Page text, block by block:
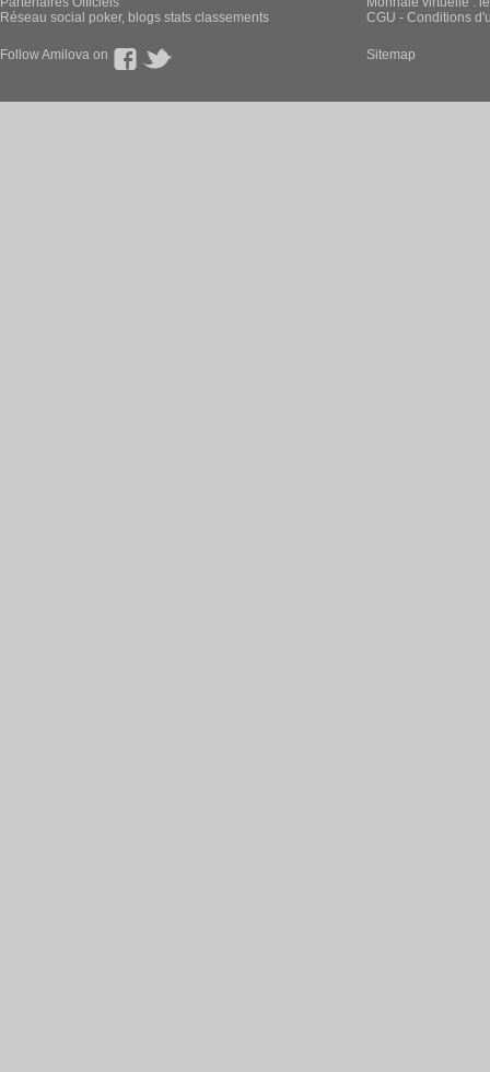
Réseau social poker, blogs stats classements
CGU - Conditions
Follow Amilova on Sitemap